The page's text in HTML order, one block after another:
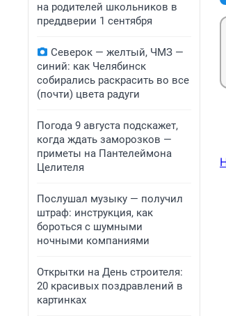
на родителей школьников в
преддверии 1 сентября
Северок — желтый, ЧМЗ —
синий: как Челябинск
собирались раскрасить во все
(почти) цвета радуги
Погода 9 августа подскажет,
когда ждать заморозков —
приметы на Пантелеймона
Целителя
Послушал музыку — получил
штраф: инструкция, как
бороться с шумными
ночными компаниями
Открытки на День строителя:
20 красивых поздравлений в
картинках